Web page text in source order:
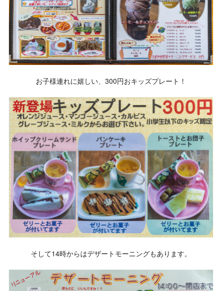
お子様連れに嬉しい、300円おキッズプレート！
そして14時からはデザートモーニングもあります。